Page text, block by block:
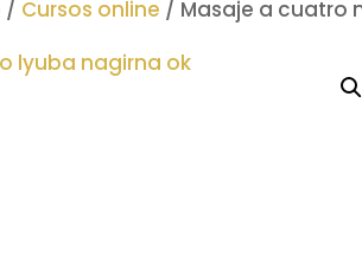
/ Cursos online / Masaje a cuatro